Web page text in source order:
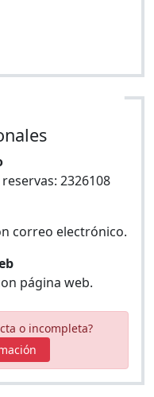
2326108
correo electrónico.
página web.
o incompleta?